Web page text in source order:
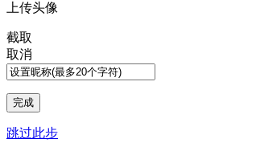
上传头像
截取
取消
跳过此步